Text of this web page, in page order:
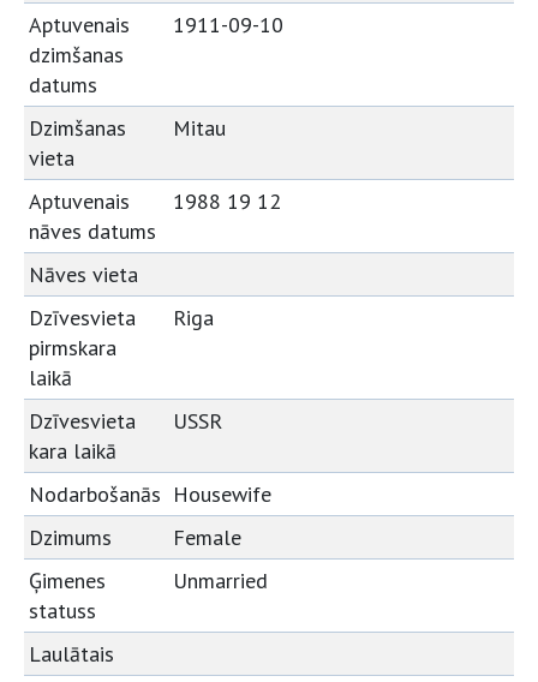
Aptuvenais
dzimšanas
datums
1911-09-10
Dzimšanas
vieta
Mitau
Aptuvenais
nāves datums
1988 19 12
Nāves vieta
Dzīvesvieta
pirmskara
laikā
Riga
Dzīvesvieta
kara laikā
USSR
Nodarbošanās Housewife
Dzimums
Female
Ģimenes
statuss
Unmarried
Laulātais